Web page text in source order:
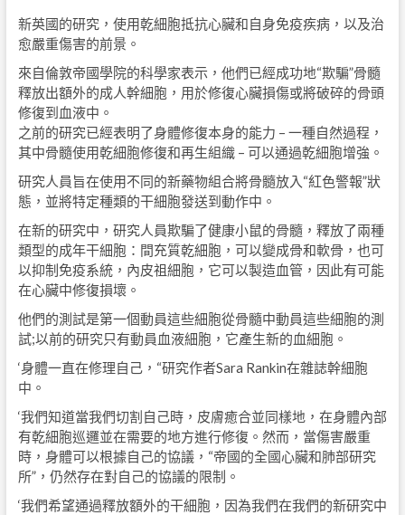
新英國的研究，使用乾細胞抵抗心臟和自身免疫疾病，以及治
愈嚴重傷害的前景。
來自倫敦帝國學院的科學家表示，他們已經成功地“欺騙”骨髓
釋放出額外的成人幹細胞，用於修復心臟損傷或將破碎的骨頭
修復到血液中。
之前的研究已經表明了身體修復本身的能力 – 一種自然過程，
其中骨髓使用乾細胞修復和再生組織 – 可以通過乾細胞增強。
研究人員旨在使用不同的新藥物組合將骨髓放入“紅色警報”狀
態，並將特定種類的干細胞發送到動作中。
在新的研究中，研究人員欺騙了健康小鼠的骨髓，釋放了兩種
類型的成年干細胞：間充質乾細胞，可以變成骨和軟骨，也可
以抑制免疫系統，內皮祖細胞，它可以製造血管，因此有可能
在心臟中修復損壞。
他們的測試是第一個動員這些細胞從骨髓中動員這些細胞的測
試;以前的研究只有動員血液細胞，它產生新的血細胞。
‘身體一直在修理自己，“研究作者Sara Rankin在雜誌幹細胞
中。
‘我們知道當我們切割自己時，皮膚癒合並同樣地，在身體內部
有乾細胞巡邏並在需要的地方進行修復。然而，當傷害嚴重
時，身體可以根據自己的協議，“帝國的全國心臟和肺部研究
所”，仍然存在對自己的協議的限制。
‘我們希望通過釋放額外的干細胞，因為我們在我們的新研究中